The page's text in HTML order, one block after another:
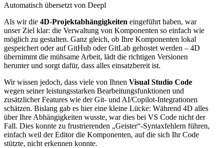
Automatisch übersetzt von Deepl
Als wir die 4D-Projektabhängigkeiten eingeführt haben, war
unser Ziel klar: die Verwaltung von Komponenten so einfach wie
möglich zu gestalten. Ganz gleich, ob Ihre Komponenten lokal
gespeichert oder auf GitHub oder GitLab gehostet werden – 4D
übernimmt die mühsame Arbeit, lädt die richtigen Versionen
herunter und sorgt dafür, dass alles einsatzbereit ist.
Wir wissen jedoch, dass viele von Ihnen Visual Studio Code
wegen seiner leistungsstarken Bearbeitungsfunktionen und
zusätzlicher Features wie der Git- und AI/Copilot-Integrationen
schätzen. Bislang gab es hier eine kleine Lücke: Während 4D alles
über Ihre Abhängigkeiten wusste, war dies bei VS Code nicht der
Fall. Dies konnte zu frustrierenden „Geister“-Syntaxfehlern führen,
einfach weil der Editor die Komponenten, auf die sich Ihr Code
stützte, nicht erkennen konnte.